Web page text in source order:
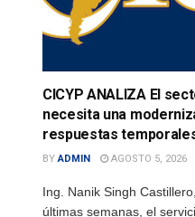
CICYP ANALIZA El
necesita una
respuestas
BY ADMIN AGOSTO 5, 2026
Ing. Nanik Singh
últimas semanas, el